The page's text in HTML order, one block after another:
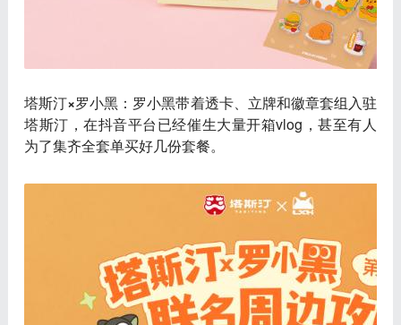
塔斯汀×罗小黑 ：罗小黑带着透卡、立牌和徽章套组入驻
塔斯汀，在抖音平台已经催生大量开箱vlog，甚至有人
为了集齐全套单买好几份套餐。